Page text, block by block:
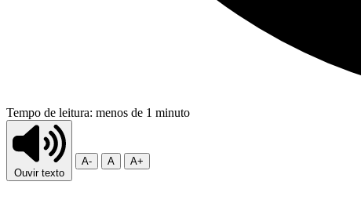
Tempo de leitura: menos de 1 minuto
Ouvir texto
A- A A+